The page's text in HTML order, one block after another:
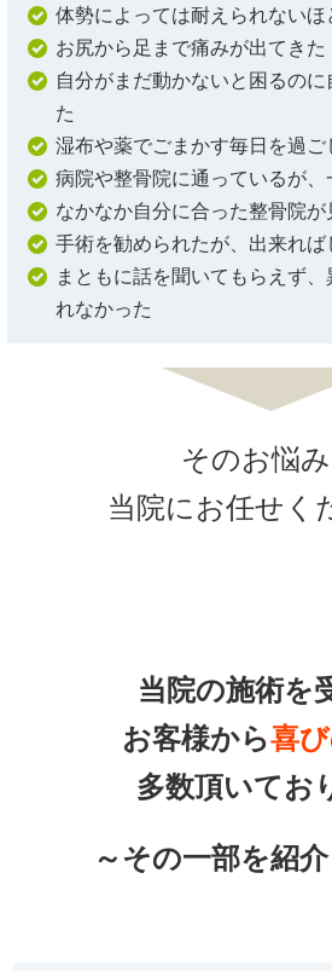
体勢によっては耐えられないほ
お尻から足まで痛みが出てきた
自分がまだ動かないと困るのに
た
湿布や薬でごまかす毎日を過ご
病院や整骨院に通っているが
なかなか自分に合った整骨院が
手術を勧められたが、出来れば
まともに話を聞いてもらえず
れなかった
そのお悩み
当院にお任せく
当院の施術を
お客様から喜
多数頂いてお
～その一部を紹